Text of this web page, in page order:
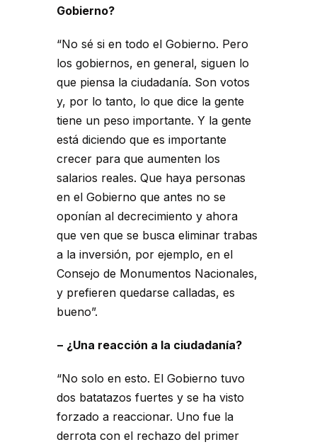
Gobierno?
“No sé si en todo el Gobierno. Pero
los gobiernos, en general, siguen lo
que piensa la ciudadanía. Son votos
y, por lo tanto, lo que dice la gente
tiene un peso importante. Y la gente
está diciendo que es importante
crecer para que aumenten los
salarios reales. Que haya personas
en el Gobierno que antes no se
oponían al decrecimiento y ahora
que ven que se busca eliminar trabas
a la inversión, por ejemplo, en el
Consejo de Monumentos Nacionales,
y prefieren quedarse calladas, es
bueno”.
− ¿Una reacción a la ciudadanía?
“No solo en esto. El Gobierno tuvo
dos batatazos fuertes y se ha visto
forzado a reaccionar. Uno fue la
derrota con el rechazo del primer